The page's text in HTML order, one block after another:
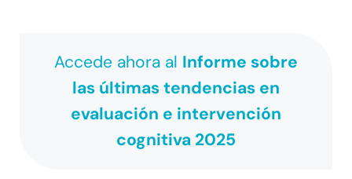
Accede ahora al Informe sobre
las últimas tendencias en
evaluación e intervención
cognitiva 2025